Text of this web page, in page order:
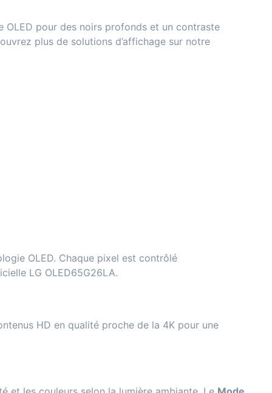
pour des noirs profonds et un contraste
plus de solutions d’affichage sur notre
OLED. Chaque pixel est contrôlé
LG OLED65G26LA.
HD en qualité proche de la 4K pour une